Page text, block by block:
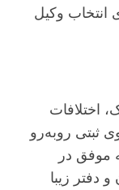
انتخاب وکیل
اختلافات
ثبتی روبه‌رو
موفق در
دفتر زیبا